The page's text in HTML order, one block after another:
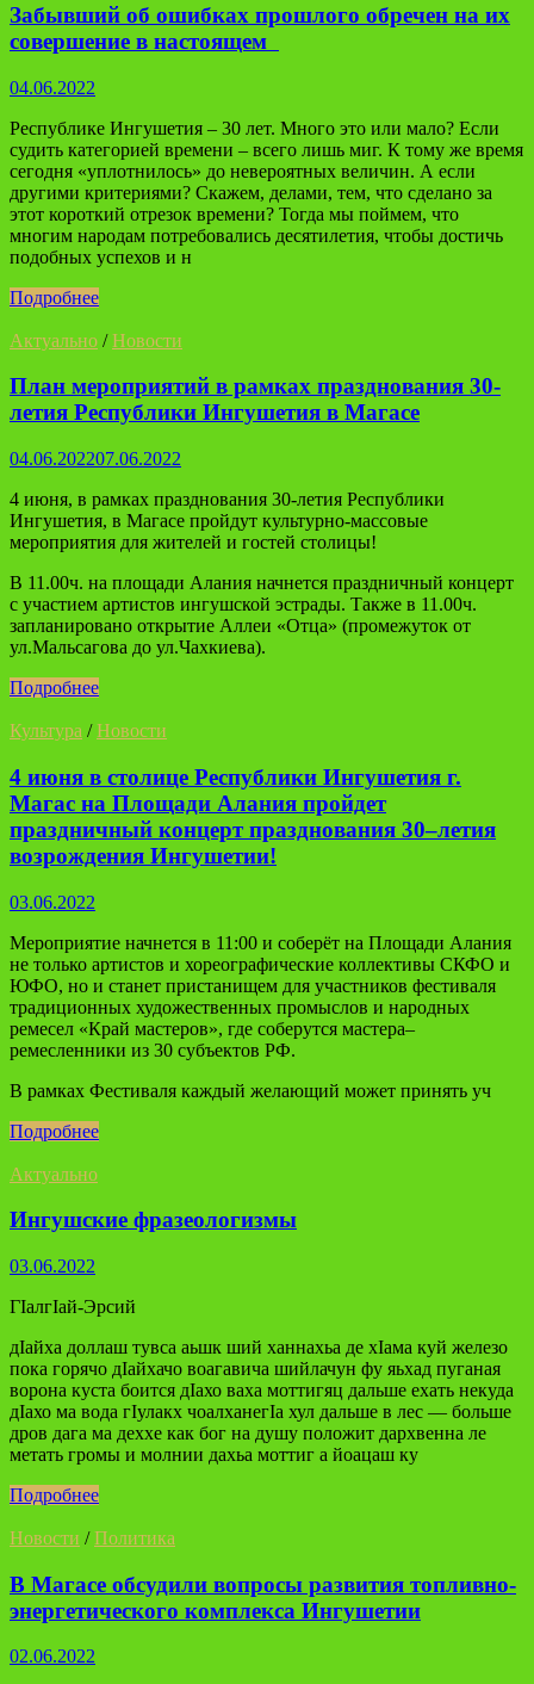
Забывший об ошибках прошлого обречен на их
совершение в настоящем
04.06.2022
Республике Ингушетия – 30 лет. Много это или мало? Если
судить категорией времени – всего лишь миг. К тому же время
сегодня «уплотнилось» до невероятных величин. А если
другими критериями? Скажем, делами, тем, что сделано за
этот короткий отрезок времени? Тогда мы поймем, что
многим народам потребовались десятилетия, чтобы достичь
подобных успехов и н
Подробнее
Актуально /Новости
План мероприятий в рамках празднования 30-
летия Республики Ингушетия в Магасе
04.06.202207.06.2022
4 июня, в рамках празднования 30-летия Республики
Ингушетия, в Магасе пройдут культурно-массовые
мероприятия для жителей и гостей столицы!
В 11.00ч. на площади Алания начнется праздничный концерт
с участием артистов ингушской эстрады. Также в 11.00ч.
запланировано открытие Аллеи «Отца» (промежуток от
ул.Мальсагова до ул.Чахкиева).
Подробнее
Культура /Новости
4 июня в столице Республики Ингушетия г.
Магас на Площади Алания пройдет
праздничный концерт празднования 30–летия
возрождения Ингушетии!
03.06.2022
Мероприятие начнется в 11:00 и соберёт на Площади Алания
не только артистов и хореографические коллективы СКФО и
ЮФО, но и станет пристанищем для участников фестиваля
традиционных художественных промыслов и народных
ремесел «Край мастеров», где соберутся мастера–
ремесленники из 30 субъектов РФ.
В рамках Фестиваля каждый желающий может принять уч
Подробнее
Актуально
Ингушские фразеологизмы
03.06.2022
ГIалгIай-Эрсий
дIайха доллаш тувса аьшк ший ханнахьа де хIама куй железо
пока горячо дIайхачо воагавича шийлачун фу яьхад пуганая
ворона куста боится дIахо ваха моттигяц дальше ехать некуда
дIахо ма вода гIулакх чоалханегIа хул дальше в лес — больше
дров дага ма деххе как бог на душу положит дархвенна ле
метать громы и молнии дахьа моттиг а йоацаш ку
Подробнее
Новости /Политика
В Магасе обсудили вопросы развития топливно-
энергетического комплекса Ингушетии
02.06.2022